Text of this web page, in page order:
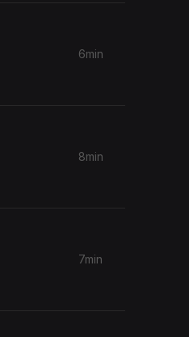
6min
8min
7min